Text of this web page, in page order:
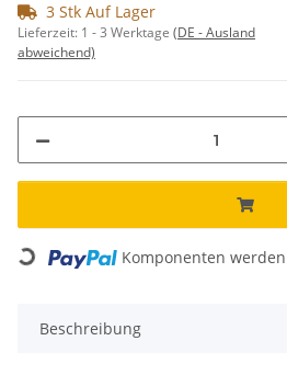
3 Stk Auf Lager
Lieferzeit: 1 - 3 Werktage (DE - Ausland
abweichend)
Loading... Komponenten
Beschreibung